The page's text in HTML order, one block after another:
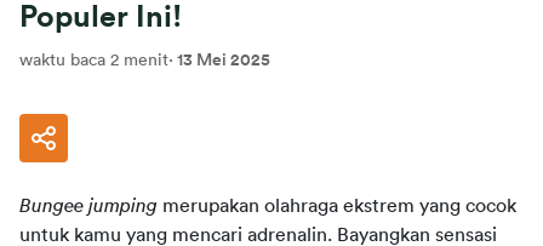
Populer Ini!
waktu baca 2 menit· 13 Mei 2025
Bungee jumping merupakan olahraga ekstrem yang cocok
untuk kamu yang mencari adrenalin. Bayangkan sensasi